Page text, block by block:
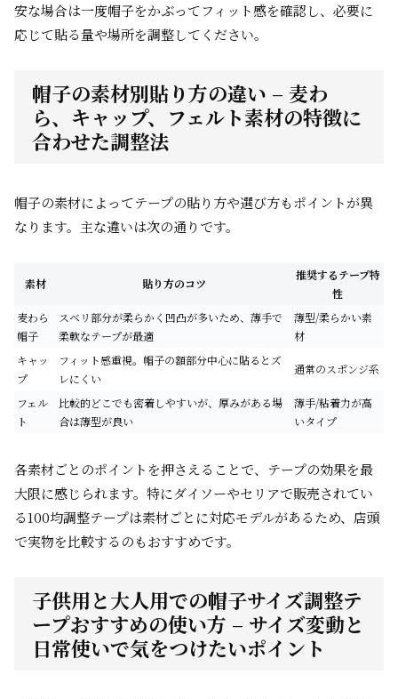
安な場合は一度帽子をかぶってフィット感を確認し、必要に
応じて貼る量や場所を調整してください。
帽子の素材別貼り方の違い – 麦わ
ら、キャップ、フェルト素材の特徴に
合わせた調整法
帽子の素材によってテープの貼り方や選び方もポイントが異
なります。主な違いは次の通りです。
素材 貼り方のコツ
推奨するテープ特
性
麦わら
帽子
スベリ部分が柔らかく凹凸が多いため、薄手で
柔軟なテープが最適
薄型/柔らかい素
材
キャッ
プ
フィット感重視。帽子の額部分中心に貼るとズ
レにくい
通常のスポンジ系
フェル
ト
比較的どこでも密着しやすいが、厚みがある場
合は薄型が良い
薄手/粘着力が高
いタイプ
各素材ごとのポイントを押さえることで、テープの効果を最
大限に感じられます。特にダイソーやセリアで販売されてい
る100均調整テープは素材ごとに対応モデルがあるため、店頭
で実物を比較するのもおすすめです。
子供用と大人用での帽子サイズ調整テ
ープおすすめの使い方 – サイズ変動と
日常使いで気をつけたいポイント